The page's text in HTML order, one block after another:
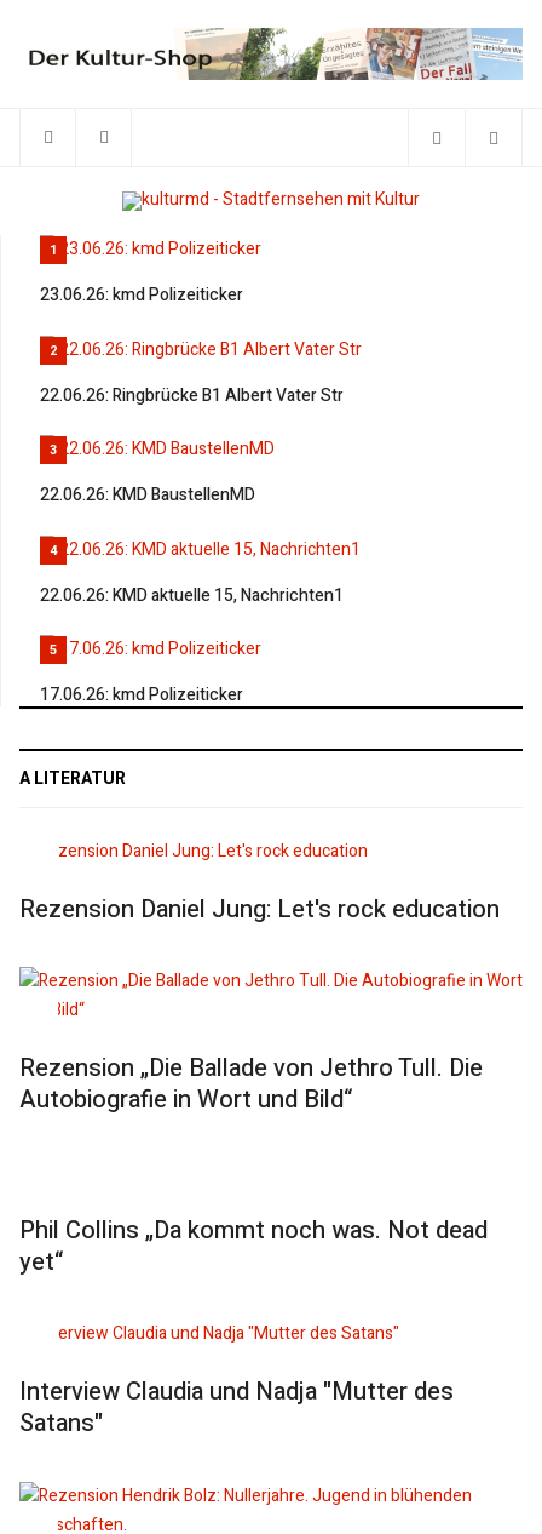
1
23.06.26: kmd Polizeiticker
2
22.06.26: Ringbrücke B1 Albert Vater Str
3
22.06.26: KMD BaustellenMD
4
22.06.26: KMD aktuelle 15, Nachrichten1
5
17.06.26: kmd Polizeiticker
A LITERATUR
Rezension Daniel Jung: Let's rock education
Rezension „Die Ballade von Jethro Tull. Die
Autobiografie in Wort und Bild“
Phil Collins „Da kommt noch was. Not dead
yet“
Interview Claudia und Nadja "Mutter des
Satans"